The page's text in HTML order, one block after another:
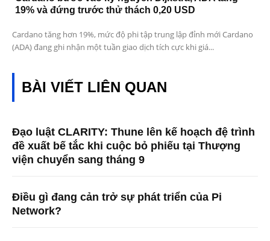
19% và đứng trước thử thách 0,20 USD
Cardano tăng hơn 19%, mức độ phi tập trung lập đỉnh mới Cardano
(ADA) đang ghi nhận một tuần giao dịch tích cực khi giá...
BÀI VIẾT LIÊN QUAN
Đạo luật CLARITY: Thune lên kế hoạch đệ trình
đề xuất bế tắc khi cuộc bỏ phiếu tại Thượng
viện chuyển sang tháng 9
Điều gì đang cản trở sự phát triển của Pi
Network?